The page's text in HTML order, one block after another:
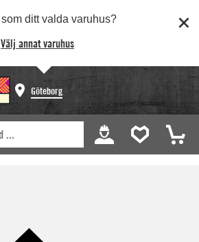
som ditt valda varuhus?
Välj annat varuhus
Göteborg